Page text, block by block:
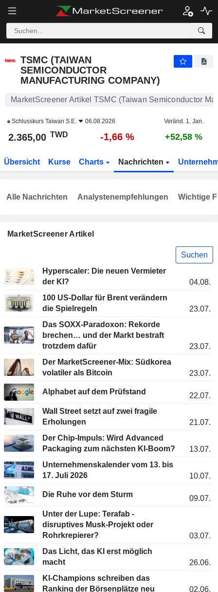
TSMC (TAIWAN
SEMICONDUCTOR
MANUFACTURING COMPANY)
MarketScreener Artikel TSMC (Taiwan Semiconductor
Schlusskurs Taiwan S.E. 06.08.2026 Veränd. 1. Jan.
2.365,00 TWD -1,66 % +52,58 %
Übersicht Kurse Charts Nachrichten
MarketScreener Artikel
Suchen
Hyperscaler: Die neuen Vermieter
der KI?
04.08.
100 US-Dollar für Brent verändern
die Spielregeln
23.07.
Das SOXX-Paradoxon: Rekorde
brechen… und der Markt bestraft
trotzdem dafür
23.07.
Der MarketScreener-Mix: Südkorea
volatiler als Bitcoin
23.07.
Alphabet auf dem Prüfstand
22.07.
Wall Street setzt auf zwei fragile
Erholungen
21.07.
Der Chip-Impuls: Wird Advanced
Packaging zum nächsten KI-Boom?
13.07.
Unternehmenskalender vom 13. bis
17. Juli 2026
10.07.
Die Ruhe vor dem Sturm
09.07.
Unter der Lupe: Terafab -
disruptives Musk-Projekt oder
Rohrkrepierer?
03.07.
Das Licht, das KI erst möglich
macht
26.06.
KI-Champions schreiben das
Ranking der Börsenplätze neu
02.06.
Alle Nachrichten Analystenempfehlungen Wichtige